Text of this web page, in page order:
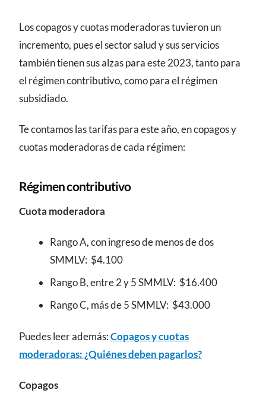
CONTENIDO
Los copagos y cuotas moderadoras tuvieron un
incremento, pues el sector salud y sus servicios
también tienen sus alzas para este 2023, tanto para
el régimen contributivo, como para el régimen
subsidiado.
Te contamos las tarifas para este año, en copagos y
cuotas moderadoras de cada régimen:
Régimen contributivo
Cuota moderadora
Rango A, con ingreso de menos de dos
SMMLV: $4.100
Rango B, entre 2 y 5 SMMLV: $16.400
Rango C, más de 5 SMMLV: $43.000
Puedes leer además:Copagos y cuotas
moderadoras: ¿Quiénes deben pagarlos?
Copagos